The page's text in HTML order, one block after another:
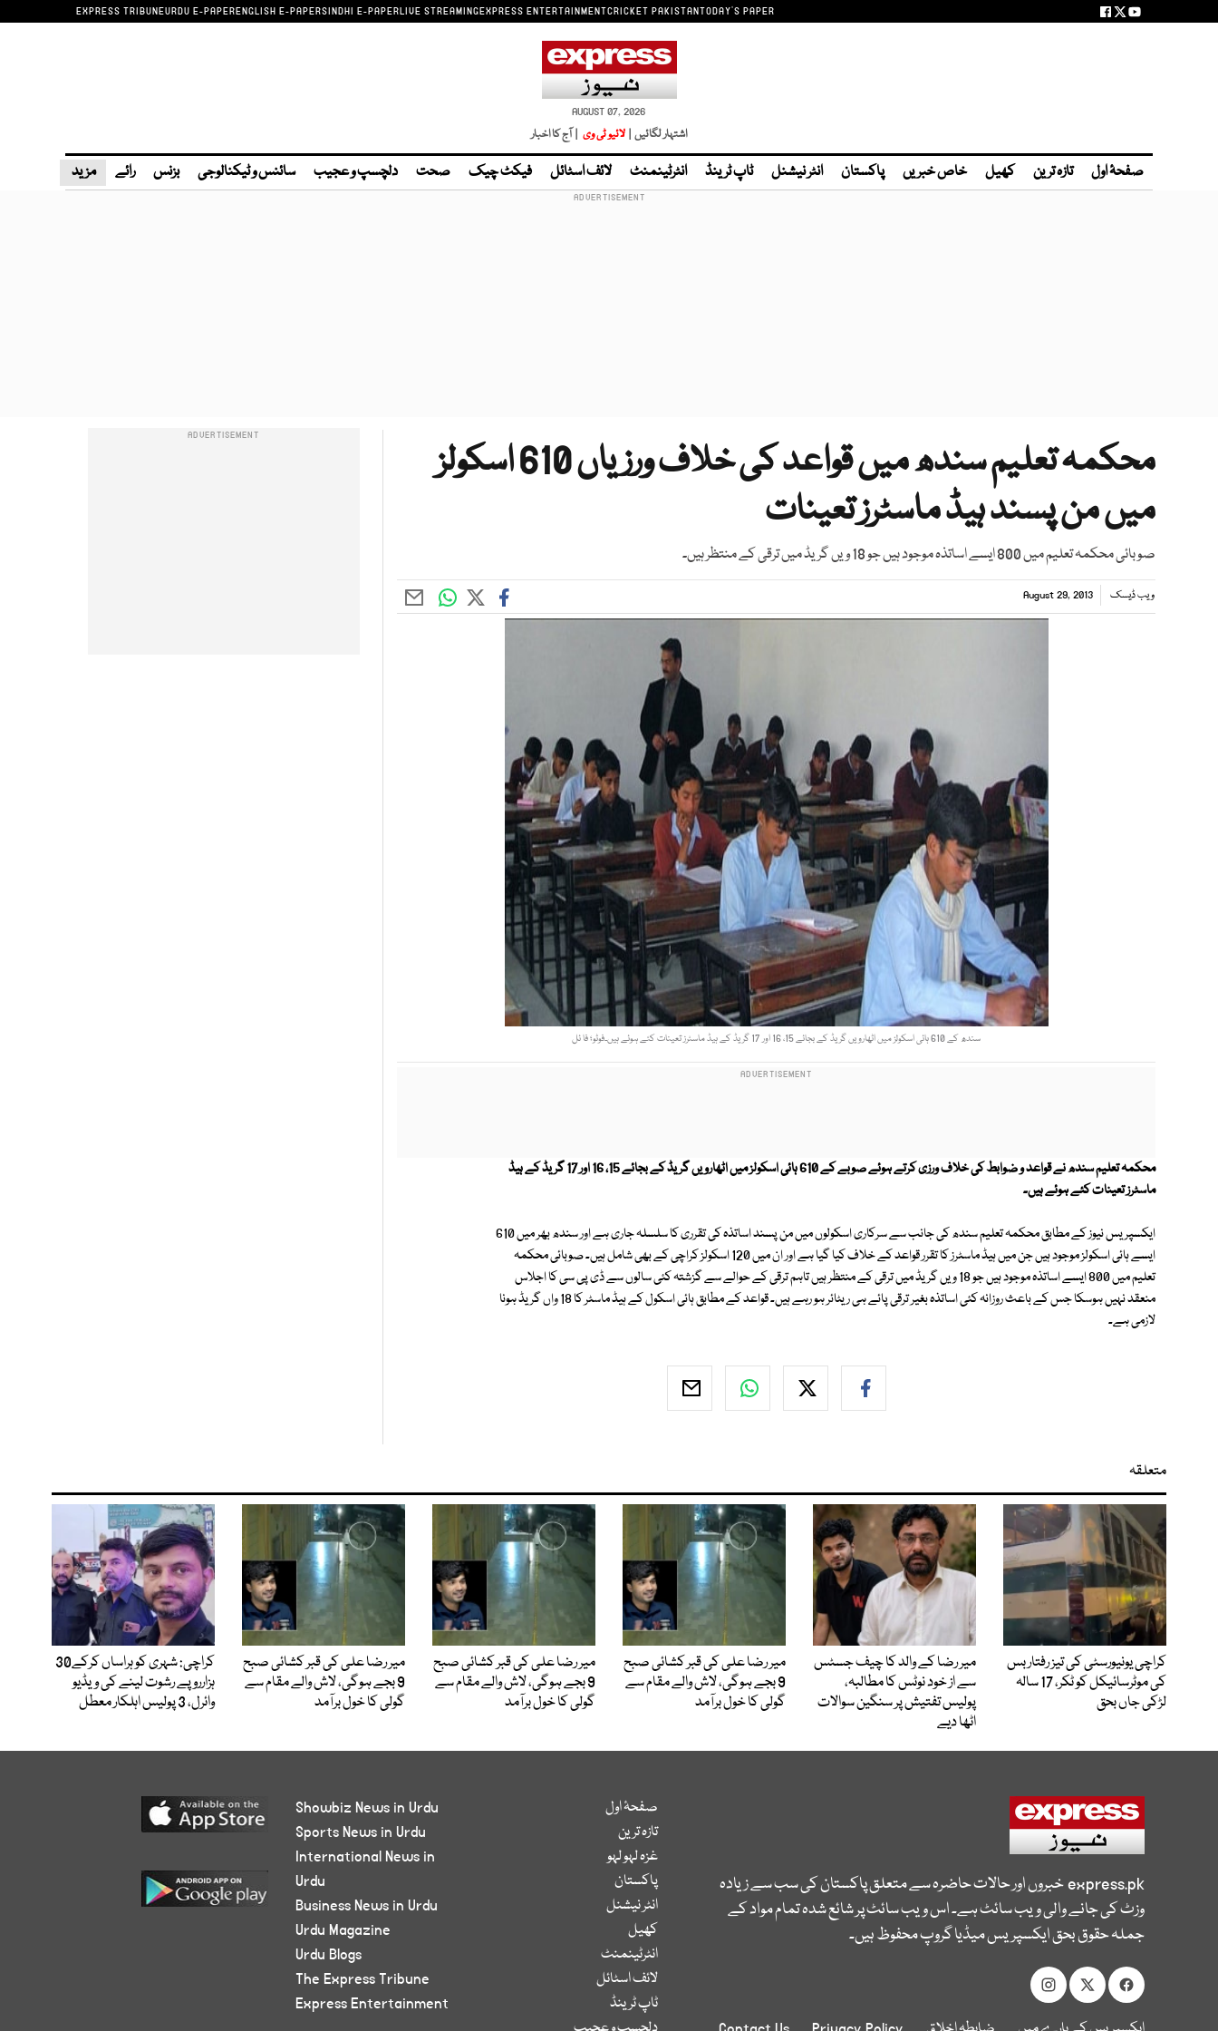
EXPRESS TRIBUNEURDU E-PAPERENGLISH E-PAPERSINDHI E-PAPERLIVE STREAMINGEXPRESS ENTERTAINMENTCRICKET PAKISTANTODAY'S PAPER
AUGUST 07, 2026
اشتہار لگائیں | لائیو ٹی وی | آج کا اخبار
صفحۂ اول تازہ ترین کھیل خاص خبریں پاکستان انٹر نیشنل ٹاپ ٹرینڈ انٹرٹینمنٹ لائف اسٹائل فیکٹ چیک صحت دلچسپ و عجیب سائنس و ٹیکنالوجی بزنس رائے مزید
محکمہ تعلیم سندھ میں قواعد کی خلاف ورزیاں 610 اسکولز
میں من پسند ہیڈ ماسٹرز تعینات
صوبائی محکمہ تعلیم میں 800 ایسے اساتذہ موجود ہیں جو 18 ویں گریڈ میں ترقی کے منتظر ہیں۔
ویب ڈیسک August 29, 2013
سندھ کے 610 ہائی اسکولز میں اٹھارویں گریڈ کے بجائے 15، 16 اور 17 گریڈ کے ہیڈ ماسٹرز تعینات کئے ہوئے ہیں۔فوٹو؛ فا ئل
محکمہ تعلیم سندھ نے قواعد و ضوابط کی خلاف ورزی کرتے ہوئے
صوبے کے 610 ہائی اسکولز میں اٹھارویں گریڈ کے بجائے 15، 16 اور 17 گریڈ کے ہیڈ
ماسٹرز تعینات کئے ہوئے ہیں۔
ایکسپریس نیوز کے مطابق محکمہ تعلیم سندھ کی جانب سے سرکاری اسکولوں میں من پسند اساتذہ کی تقرری کا سلسلہ جاری ہے
اور سندھ بھر میں 610
ایسے ہائی اسکولز موجود ہیں جن میں ہیڈ ماسٹرز کا تقرر قواعد کے خلاف کیا گیا ہے اور ان میں 120 اسکولز کراچی کے بھی شامل ہیں۔ صوبائی محکمہ
تعلیم میں 800 ایسے اساتذہ موجود ہیں جو 18 ویں گریڈ میں ترقی کے منتظر ہیں تاہم ترقی کے حوالے سے گزشتہ کئی سالوں سے ڈی پی سی کا اجلاس
منعقد نہیں ہوسکا جس کے باعث روزانہ کئی اساتذہ بغیر ترقی پائے ہی ریٹائر ہو رہے ہیں۔ قواعد کے مطابق ہائی اسکول کے ہیڈ ماسٹر کا 18 واں گریڈ ہونا
لازمی ہے۔
متعلقہ
کراچی یونیورسٹی کی تیز رفتار بس
کی موٹرسائیکل کو ٹکر، 17 سالہ
لڑکی جاں بحق
میر رضا کے والد کا چیف جسٹس
سے از خود نوٹس کا مطالبہ،
پولیس تفتیش پر سنگین سوالات
اٹھا دیے
میر رضا علی کی قبر کشائی صبح
9 بجے ہوگی، لاش والے مقام سے
گولی کا خول برآمد
میر رضا علی کی قبر کشائی صبح
9 بجے ہوگی، لاش والے مقام سے
گولی کا خول برآمد
میر رضا علی کی قبر کشائی صبح
9 بجے ہوگی، لاش والے مقام سے
گولی کا خول برآمد
کراچی: شہری کو ہراساں کرکے30
ہزارروپے رشوت لینے کی ویڈیو
وائرل، 3 پولیس اہلکار معطل
express.pkخبروں اور حالات حاضرہ سے متعلق پاکستان کی سب سے زیادہ
وزٹ کی جانے والی ویب سائٹ ہے۔ اس ویب سائٹ پر شائع شدہ تمام مواد کے
جملہ حقوق بحق ایکسپریس میڈیا گروپ محفوظ ہیں۔
صفحۂ اول
تازہ ترین
غزہ لہو لہو
پاکستان
انٹر نیشنل
کھیل
انٹرٹینمنٹ
لائف اسٹائل
ٹاپ ٹرینڈ
Showbiz News in Urdu
Sports News in Urdu
International News in
Urdu
Business News in Urdu
Urdu Magazine
Urdu Blogs
The Express Tribune
Express Entertainment